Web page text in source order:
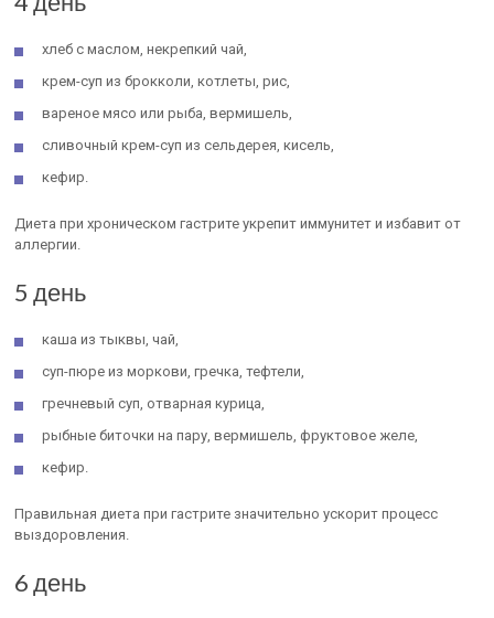
хлеб с маслом, некрепкий чай,
крем-суп из брокколи, котлеты, рис,
вареное мясо или рыба, вермишель,
сливочный крем-суп из сельдерея, кисель,
кефир.
Диета при хроническом гастрите укрепит иммунитет и избавит от
аллергии.
5 день
каша из тыквы, чай,
суп-пюре из моркови, гречка, тефтели,
гречневый суп, отварная курица,
рыбные биточки на пару, вермишель, фруктовое желе,
кефир.
Правильная диета при гастрите значительно ускорит процесс
выздоровления.
6 день